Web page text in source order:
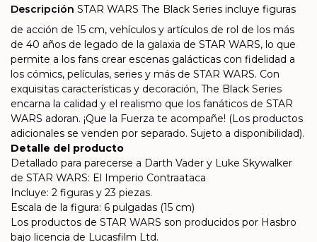
Descripción STAR WARS The Black Series incluye figuras
de acción de 15 cm, vehículos y artículos de rol de los más
de 40 años de legado de la galaxia de STAR WARS, lo que
permite a los fans crear escenas galácticas con fidelidad a
los cómics, películas, series y más de STAR WARS. Con
exquisitas características y decoración, The Black Series
encarna la calidad y el realismo que los fanáticos de STAR
WARS adoran. ¡Que la Fuerza te acompañe! (Los productos
adicionales se venden por separado. Sujeto a disponibilidad).
Detalle del producto
Detallado para parecerse a Darth Vader y Luke Skywalker
de STAR WARS: El Imperio Contraataca
Incluye: 2 figuras y 23 piezas.
Escala de la figura: 6 pulgadas (15 cm)
Los productos de STAR WARS son producidos por Hasbro
bajo licencia de Lucasfilm Ltd.